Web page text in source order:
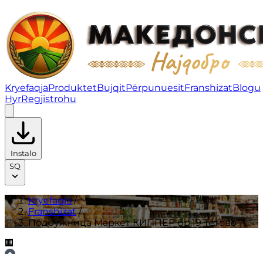
Подружница Маркет КИППЕР бр.19 Тетово |
KryefaqjaProduktetBujqitPërpunuesitFranshizatBlogu
HyrRegjistrohu
Instalo
SQ
Kryefaqja/
Franshizat/
Подружница Маркет КИППЕР бр.19 Тетово
🏢